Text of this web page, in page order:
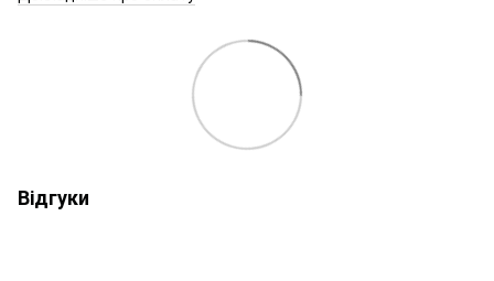
Відгуки